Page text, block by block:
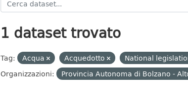
1 dataset trovato
Tag: Acqua Acquedotto
National
Organizzazioni:
Provincia Autonoma di Bolzano -